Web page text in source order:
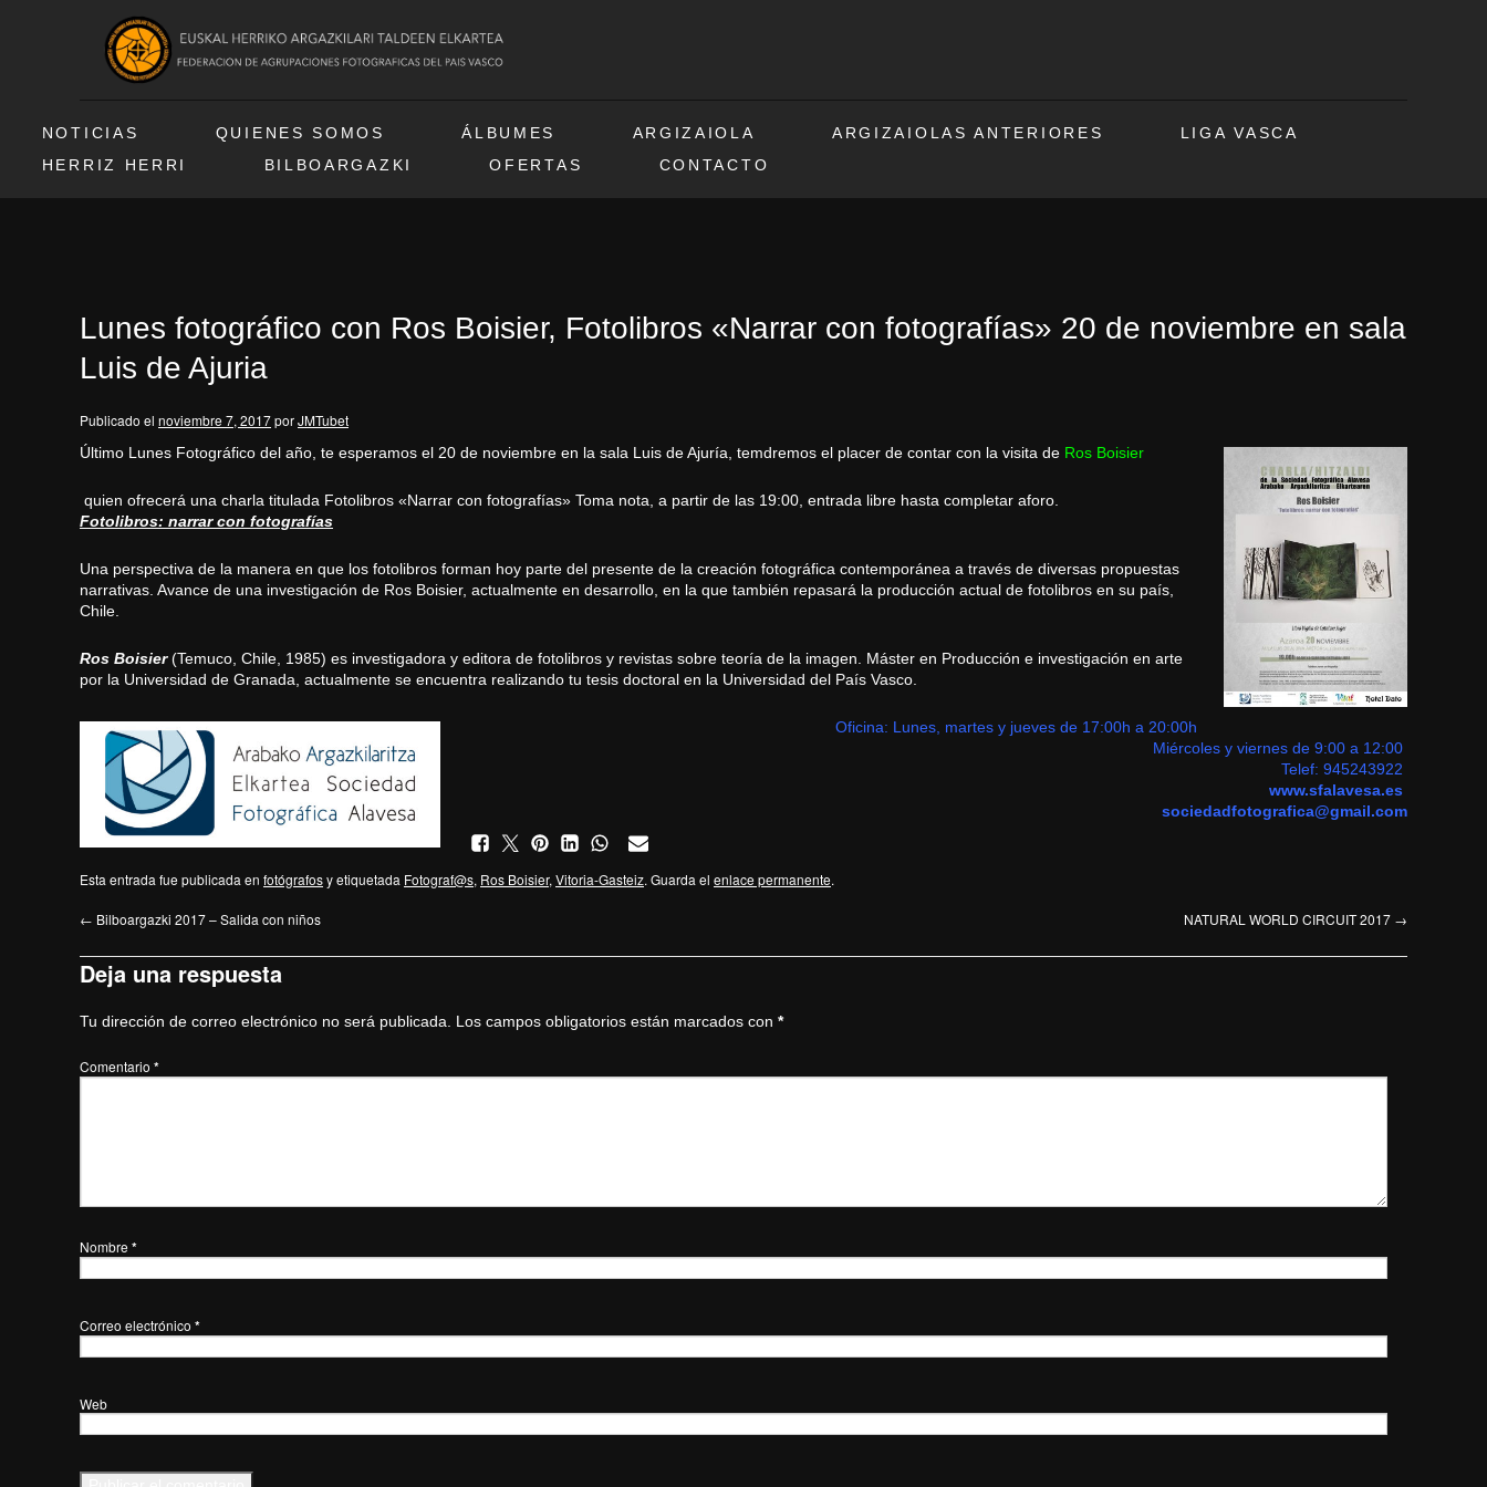
NOTICIAS QUIENES SOMOS ÁLBUMES ARGIZAIOLA ARGIZAIOLAS ANTERIORES
LIGA VASCA
HERRIZ HERRI
BILBOARGAZKI OFERTAS CONTACTO
Lunes fotográfico con Ros Boisier, Fotolibros «Narrar con fotografías» 20 de noviembre en sala
Luis de Ajuria
Publicado el noviembre 7, 2017porJMTubet
Último Lunes Fotográfico del año, te esperamos el 20 de noviembre en la sala Luis de Ajuría, temdremos el placer de contar con la visita de Ros Boisier
quien ofrecerá una charla titulada Fotolibros «Narrar con fotografías» Toma nota, a partir de las 19:00, entrada libre hasta completar aforo.
Fotolibros: narrar con fotografías
Una perspectiva de la manera en que los fotolibros forman hoy parte del presente de la creación fotográfica contemporánea a través de diversas propuestas
narrativas. Avance de una investigación de Ros Boisier, actualmente en desarrollo, en la que también repasará la producción actual de fotolibros en su país,
Chile.
Ros Boisier(Temuco, Chile, 1985) es investigadora y editora de fotolibros y revistas sobre teoría de la imagen. Máster en Producción e investigación en arte
por la Universidad de Granada, actualmente se encuentra realizando tu tesis doctoral en la Universidad del País Vasco.
Oficina: Lunes, martes y jueves de 17:00h a 20:00h
Miércoles y viernes de 9:00 a 12:00
Telef: 945243922
www.sfalavesa.es
sociedadfotografica@gmail.com
Esta entrada fue publicada en fotógrafosy etiquetada Fotograf@s, Ros Boisier, Vitoria-Gasteiz. Guarda el enlace permanente.
← Bilboargazki 2017 – Salida con niños NATURAL WORLD CIRCUIT 2017 →
Deja una respuesta
Tu dirección de correo electrónico no será publicada. Los campos obligatorios están marcados con *
Comentario *
Nombre *
Correo electrónico *
Web